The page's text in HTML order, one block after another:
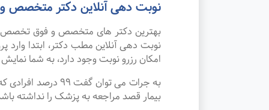
نوبت دهی آنلاین دکتر
بهترین دکتر های متخصص و فوق تخصص در
نوبت دهی آنلاین مطب دکتر، ابتدا
امکان رزرو نوبت وجود دارد، به شما
به جرات می‌
بیمار قصد مراجعه به پزشک را نداشته